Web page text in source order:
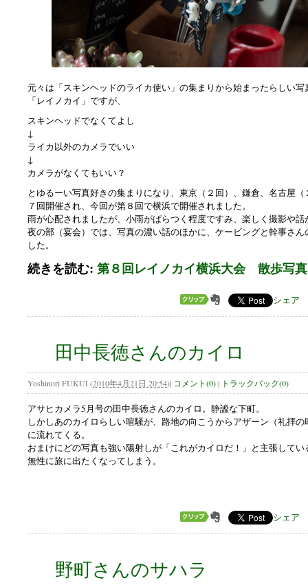
元々は「スキンヘッドのライカ使い」の集まりから始まったらしい
「レイノカイ」ですが、
スキンヘッドでなくてよし
↓
ライカ以外のカメラでいい
↓
カメラがなくてもいい？
とゆるーい写真好きの集まりになり、東京（２回）、鎌倉、名古屋
７回開催され、今回が第８回で横浜で開催されました。
雨が心配されましたが、小雨がぱらつく程度ですみ、楽しく撮影や話
夜の部（宴会）では、写真の濃い話のほかに、ケービングと幹事さ
した。
続きを読む: 第８回レイノカイ横浜大会 散歩写真
シェア
田中長徳さんのカイロ
Yoshinori FUKUI(2010年4月21日 20:54)| コメント(0)| トラックバック(0)
アサヒカメラ5月号の田中長徳さんのカイロ。静謐な下町。
しかしあのカイロらしい喧騒が、路地の向こうからアザーン（礼拝
に流れてくる。
おまけにどの写真も強い陽射しが「これがカイロだ！」と主張してい
無性に旅に出たくなってしまう。
シェア
野町さんのサハラ